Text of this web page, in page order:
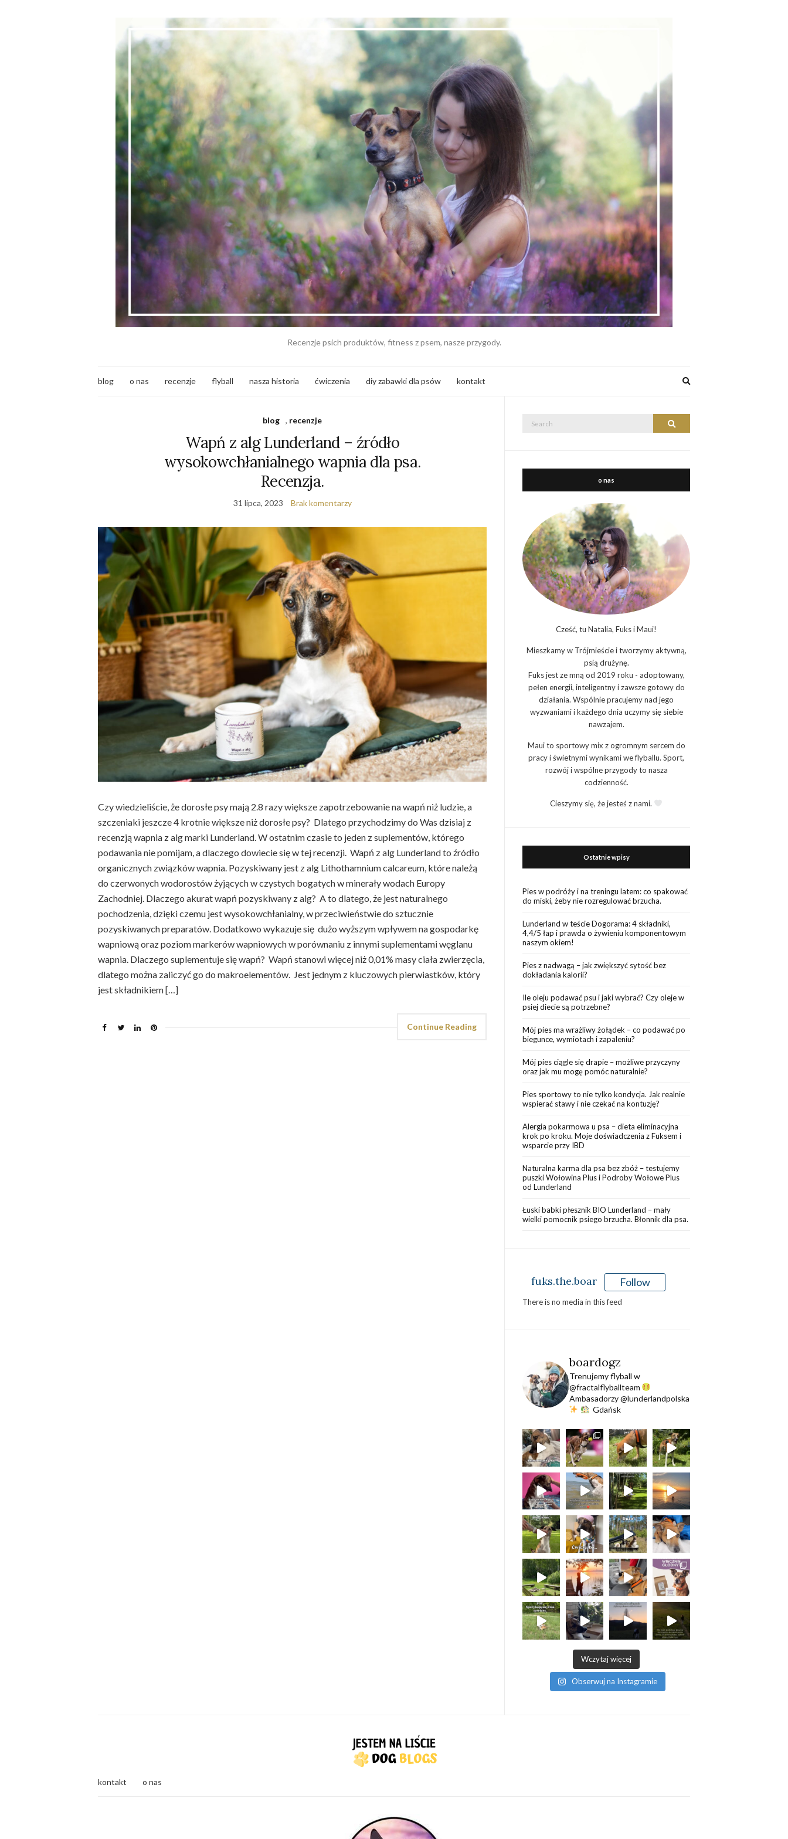
Recenzje psich produktów, fitness z psem, nasze przygody.
blog o nas recenzje flyball nasza historia ćwiczenia diy zabawki dla psów kontakt
blog , recenzje
Wapń z alg Lunderland – źródło
wysokowchłanialnego wapnia dla psa.
Recenzja.
31 lipca, 2023 Brak komentarzy
Czy wiedzieliście, że dorosłe psy mają 2.8 razy większe zapotrzebowanie na wapń niż ludzie, a
szczeniaki jeszcze 4 krotnie większe niż dorosłe psy? Dlatego przychodzimy do Was dzisiaj z
recenzją wapnia z alg marki Lunderland. W ostatnim czasie to jeden z suplementów, którego
podawania nie pomijam, a dlaczego dowiecie się w tej recenzji. Wapń z alg Lunderland to źródło
organicznych związków wapnia. Pozyskiwany jest z alg Lithothamnium calcareum, które należą
do czerwonych wodorostów żyjących w czystych bogatych w minerały wodach Europy
Zachodniej. Dlaczego akurat wapń pozyskiwany z alg? A to dlatego, że jest naturalnego
pochodzenia, dzięki czemu jest wysokowchłanialny, w przeciwieństwie do sztucznie
pozyskiwanych preparatów. Dodatkowo wykazuje się dużo wyższym wpływem na gospodarkę
wapniową oraz poziom markerów wapniowych w porównaniu z innymi suplementami węglanu
wapnia. Dlaczego suplementuje się wapń? Wapń stanowi więcej niż 0,01% masy ciała zwierzęcia,
dlatego można zaliczyć go do makroelementów. Jest jednym z kluczowych pierwiastków, który
jest składnikiem […]
Continue Reading
Search
o nas
Cześć, tu Natalia, Fuks i Maui!
Mieszkamy w Trójmieście i tworzymy aktywną,
psią drużynę.
Fuks jest ze mną od 2019 roku - adoptowany,
pełen energii, inteligentny i zawsze gotowy do
działania. Wspólnie pracujemy nad jego
wyzwaniami i każdego dnia uczymy się siebie
nawzajem.
Maui to sportowy mix z ogromnym sercem do
pracy i świetnymi wynikami we flyballu. Sport,
rozwój i wspólne przygody to nasza
codzienność.
Cieszymy się, że jesteś z nami.
Ostatnie wpisy
Pies w podróży i na treningu latem: co spakować
do miski, żeby nie rozregulować brzucha.
Lunderland w teście Dogorama: 4 składniki,
4,4/5 łap i prawda o żywieniu komponentowym
naszym okiem!
Pies z nadwagą – jak zwiększyć sytość bez
dokładania kalorii?
Ile oleju podawać psu i jaki wybrać? Czy oleje w
psiej diecie są potrzebne?
Mój pies ma wrażliwy żołądek – co podawać po
biegunce, wymiotach i zapaleniu?
Mój pies ciągle się drapie – możliwe przyczyny
oraz jak mu mogę pomóc naturalnie?
Pies sportowy to nie tylko kondycja. Jak realnie
wspierać stawy i nie czekać na kontuzję?
Alergia pokarmowa u psa – dieta eliminacyjna
krok po kroku. Moje doświadczenia z Fuksem i
wsparcie przy IBD
Naturalna karma dla psa bez zbóż – testujemy
puszki Wołowina Plus i Podroby Wołowe Plus
od Lunderland
Łuski babki płesznik BIO Lunderland – mały
wielki pomocnik psiego brzucha. Błonnik dla psa.
fuks.the.boar Follow
There is no media in this feed
boardogz
Trenujemy flyball w
@fractalflyballteam
Ambasadorzy @lunderlandpolska
Gdańsk
Wczytaj więcej
Obserwuj na Instagramie
kontakt o nas